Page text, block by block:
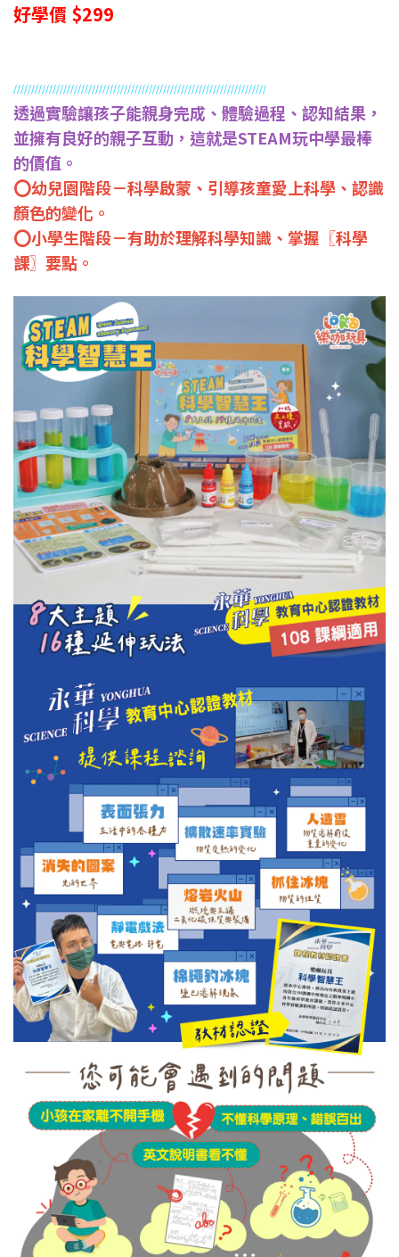
好學價 $299
///////////////////////////////////////////////////////////////////////
透過實驗讓孩子能親身完成、體驗過程、認知結果，
並擁有良好的親子互動，這就是STEAM玩中學最棒
的價值。
⭕️幼兒園階段－科學啟蒙、引導孩童愛上科學、認識
顏色的變化。
⭕️小學生階段－有助於理解科學知識、掌握〖科學
課〗要點。